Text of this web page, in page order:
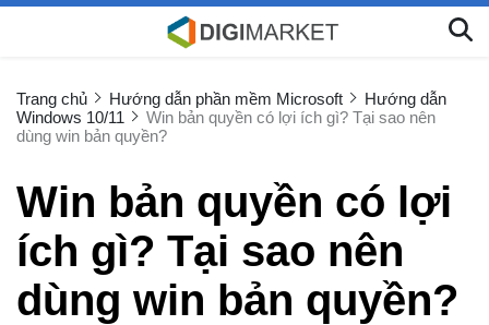
Trang chủ Hướng dẫn phần mềm Microsoft
Hướng dẫn
Windows 10/11
Win bản quyền có lợi ích gì? Tại sao nên
dùng win bản quyền?
Win bản quyền có lợi
ích gì? Tại sao nên
dùng win bản quyền?